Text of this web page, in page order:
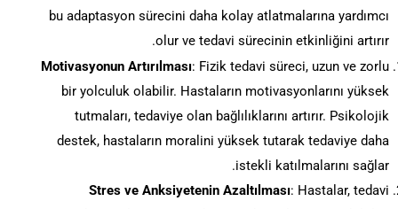
bu adaptasyon sürecini daha kolay atlatmalarına yardımcı
olur ve tedavi sürecinin etkinliğini artırır.
Motivasyonun Artırılması: Fizik tedavi süreci, uzun ve zorlu
bir yolculuk olabilir. Hastaların motivasyonlarını yüksek
tutmaları, tedaviye olan bağlılıklarını artırır. Psikolojik
destek, hastaların moralini yüksek tutarak tedaviye daha
istekli katılmalarını sağlar.
Stres ve Anksiyetenin Azaltılması: Hastalar, tedavi